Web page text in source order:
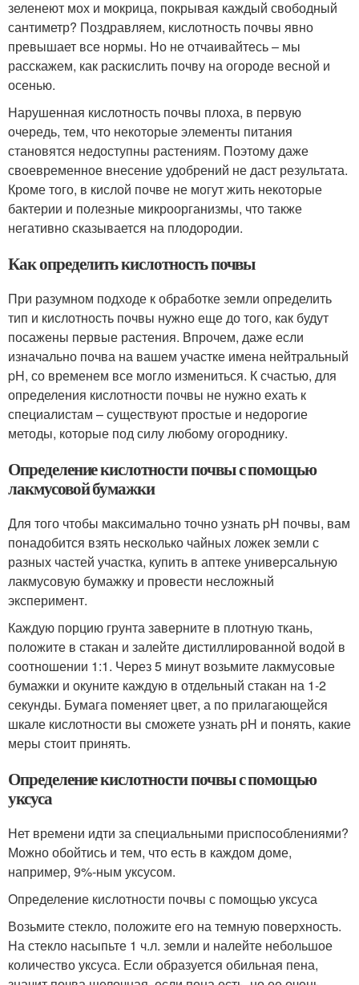
зеленеют мох и мокрица, покрывая каждый свободный
сантиметр? Поздравляем, кислотность почвы явно
превышает все нормы. Но не отчаивайтесь – мы
расскажем, как раскислить почву на огороде весной и
осенью.
Нарушенная кислотность почвы плоха, в первую
очередь, тем, что некоторые элементы питания
становятся недоступны растениям. Поэтому даже
своевременное внесение удобрений не даст результата.
Кроме того, в кислой почве не могут жить некоторые
бактерии и полезные микроорганизмы, что также
негативно сказывается на плодородии.
Как определить кислотность почвы
При разумном подходе к обработке земли определить
тип и кислотность почвы нужно еще до того, как будут
посажены первые растения. Впрочем, даже если
изначально почва на вашем участке имена нейтральный
pH, со временем все могло измениться. К счастью, для
определения кислотности почвы не нужно ехать к
специалистам – существуют простые и недорогие
методы, которые под силу любому огороднику.
Определение кислотности почвы с помощью
лакмусовой бумажки
Для того чтобы максимально точно узнать pH почвы, вам
понадобится взять несколько чайных ложек земли с
разных частей участка, купить в аптеке универсальную
лакмусовую бумажку и провести несложный
эксперимент.
Каждую порцию грунта заверните в плотную ткань,
положите в стакан и залейте дистиллированной водой в
соотношении 1:1. Через 5 минут возьмите лакмусовые
бумажки и окуните каждую в отдельный стакан на 1-2
секунды. Бумага поменяет цвет, а по прилагающейся
шкале кислотности вы сможете узнать pH и понять, какие
меры стоит принять.
Определение кислотности почвы с помощью
уксуса
Нет времени идти за специальными приспособлениями?
Можно обойтись и тем, что есть в каждом доме,
например, 9%-ным уксусом.
Определение кислотности почвы с помощью уксуса
Возьмите стекло, положите его на темную поверхность.
На стекло насыпьте 1 ч.л. земли и налейте небольшое
количество уксуса. Если образуется обильная пена,